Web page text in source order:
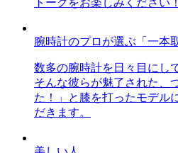
トークをお楽しみください！
腕時計のプロが選ぶ「一本
数多の腕時計を日々目にし
そんな彼らが魅了された、
た！」と膝を打ったモデル
だきます。